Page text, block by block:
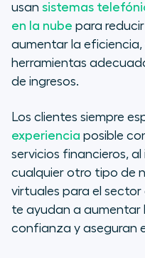
usan sistemas
en la nube para
aumentar la eficiencia,
herramientas
de ingresos.
Los clientes siempre
experiencia posible
servicios financieros,
cualquier otro tipo de
virtuales para el sector
te ayudan a aumentar
confianza y aseguran